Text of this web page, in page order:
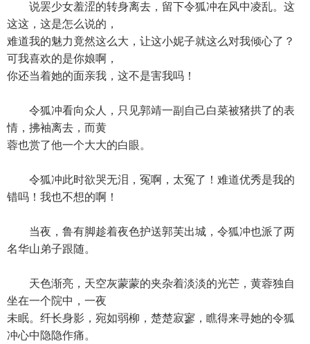
说罢少女羞涩的转身离去，留下令狐冲在风中凌乱。这
这这，这是怎么说的，
难道我的魅力竟然这么大，让这小妮子就这么对我倾心了？
可我喜欢的是你娘啊，
你还当着她的面亲我，这不是害我吗！
令狐冲看向众人，只见郭靖一副自己白菜被猪拱了的表
情，拂袖离去，而黄
蓉也赏了他一个大大的白眼。
令狐冲此时欲哭无泪，冤啊，太冤了！难道优秀是我的
错吗！我也不想的啊！
当夜，鲁有脚趁着夜色护送郭芙出城，令狐冲也派了两
名华山弟子跟随。
天色渐亮，天空灰蒙蒙的夹杂着淡淡的光芒，黄蓉独自
坐在一个院中，一夜
未眠。纤长身影，宛如弱柳，楚楚寂寥，瞧得来寻她的令狐
冲心中隐隐作痛。